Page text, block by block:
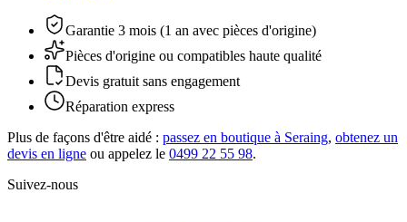
Garantie 3 mois (1 an avec pièces d'origine)
Pièces d'origine ou compatibles haute qualité
Devis gratuit sans engagement
Réparation express
Plus de façons d'être aidé : passez en boutique à Seraing, obtenez un
devis en ligne ou appelez le 0499 22 55 98.
Suivez-nous